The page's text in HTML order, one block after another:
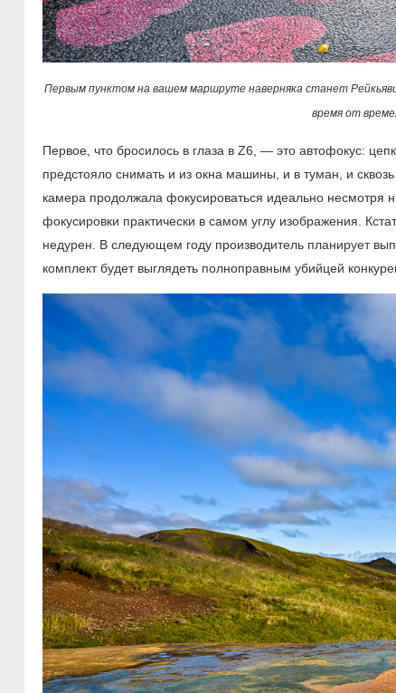
Первым пунктом на вашем маршруте наверняка станет
время от
Первое, что бросилось в глаза в Z6, — это автофокус:
предстояло снимать и из окна машины, и в туман, и
камера продолжала фокусироваться идеально несмотря
фокусировки практически в самом углу изображения.
недурен. В следующем году производитель планирует
комплект будет выглядеть полноправным убийцей